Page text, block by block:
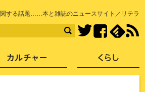
する話題……本と雑誌のニュースサイト／リテラ
TwitterFacebook
社会